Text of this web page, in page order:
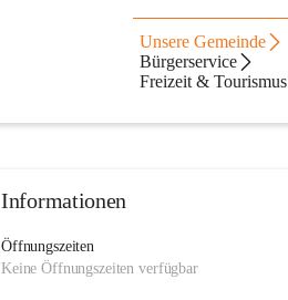
Unsere Gemeinde
Bürgerservice
Freizeit & Tourismus
Informationen
Öffnungszeiten
Keine Öffnungszeiten verfügbar